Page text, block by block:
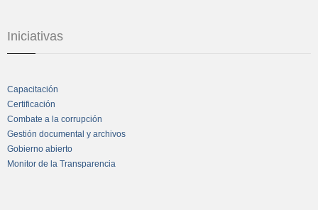
Iniciativas
Capacitación
Certificación
Combate a la corrupción
Gestión documental y archivos
Gobierno abierto
Monitor de la Transparencia